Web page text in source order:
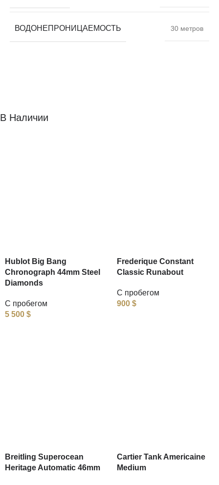
ВОДОНЕПРОНИЦАЕМОСТЬ 30 метров
В Наличии
Hublot Big Bang
Chronograph 44mm Steel
Diamonds
С пробегом
5 500 $
Frederique Constant
Classic Runabout
С пробегом
900 $
Breitling Superocean
Heritage Automatic 46mm
Cartier Tank Americaine
Medium